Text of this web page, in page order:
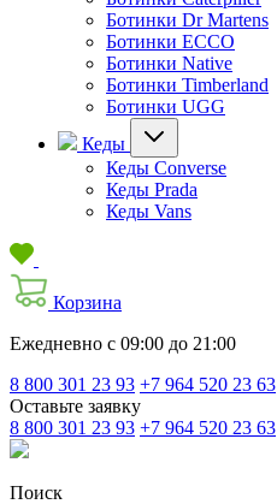
Ботинки Dr Martens
Ботинки ECCO
Ботинки Native
Ботинки Timberland
Ботинки UGG
Кеды
Кеды Converse
Кеды Prada
Кеды Vans
Корзина
Ежедневно с 09:00 до 21:00
8 800 301 23 93 +7 964 520 23 63
Оставьте заявку
8 800 301 23 93 +7 964 520 23 63
Поиск